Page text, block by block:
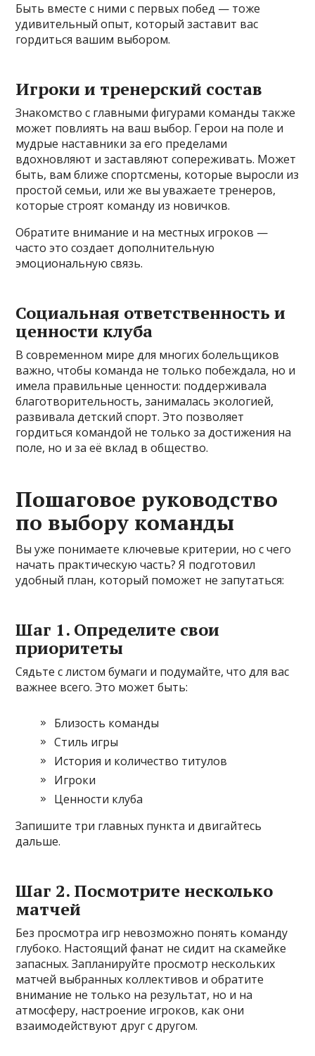
Быть вместе с ними с первых побед — тоже
удивительный опыт, который заставит вас
гордиться вашим выбором.
Игроки и тренерский состав
Знакомство с главными фигурами команды также
может повлиять на ваш выбор. Герои на поле и
мудрые наставники за его пределами
вдохновляют и заставляют сопереживать. Может
быть, вам ближе спортсмены, которые выросли из
простой семьи, или же вы уважаете тренеров,
которые строят команду из новичков.
Обратите внимание и на местных игроков —
часто это создает дополнительную
эмоциональную связь.
Социальная ответственность и
ценности клуба
В современном мире для многих болельщиков
важно, чтобы команда не только побеждала, но и
имела правильные ценности: поддерживала
благотворительность, занималась экологией,
развивала детский спорт. Это позволяет
гордиться командой не только за достижения на
поле, но и за её вклад в общество.
Пошаговое руководство
по выбору команды
Вы уже понимаете ключевые критерии, но с чего
начать практическую часть? Я подготовил
удобный план, который поможет не запутаться:
Шаг 1. Определите свои
приоритеты
Сядьте с листом бумаги и подумайте, что для вас
важнее всего. Это может быть:
Близость команды
Стиль игры
История и количество титулов
Игроки
Ценности клуба
Запишите три главных пункта и двигайтесь
дальше.
Шаг 2. Посмотрите несколько
матчей
Без просмотра игр невозможно понять команду
глубоко. Настоящий фанат не сидит на скамейке
запасных. Запланируйте просмотр нескольких
матчей выбранных коллективов и обратите
внимание не только на результат, но и на
атмосферу, настроение игроков, как они
взаимодействуют друг с другом.